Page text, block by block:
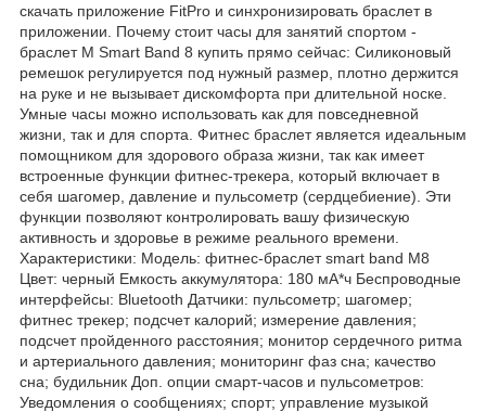
скачать приложение FitPro и синхронизировать браслет в
приложении. Почему стоит часы для занятий спортом -
браслет M Smart Band 8 купить прямо сейчас: Силиконовый
ремешок регулируется под нужный размер, плотно держится
на руке и не вызывает дискомфорта при длительной носке.
Умные часы можно использовать как для повседневной
жизни, так и для спорта. Фитнес браслет является идеальным
помощником для здорового образа жизни, так как имеет
встроенные функции фитнес-трекера, который включает в
себя шагомер, давление и пульсометр (сердцебиение). Эти
функции позволяют контролировать вашу физическую
активность и здоровье в режиме реального времени.
Характеристики: Модель: фитнес-браслет smart band M8
Цвет: черный Емкость аккумулятора: 180 мА*ч Беспроводные
интерфейсы: Bluetooth Датчики: пульсометр; шагомер;
фитнес трекер; подсчет калорий; измерение давления;
подсчет пройденного расстояния; монитор сердечного ритма
и артериального давления; мониторинг фаз сна; качество
сна; будильник Доп. опции смарт-часов и пульсометров:
Уведомления о сообщениях; спорт; управление музыкой